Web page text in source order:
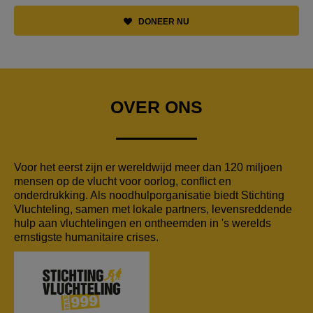
DONEER NU
OVER ONS
Voor het eerst zijn er wereldwijd meer dan 120 miljoen
mensen op de vlucht voor oorlog, conflict en
onderdrukking. Als noodhulporganisatie biedt Stichting
Vluchteling, samen met lokale partners, levensreddende
hulp aan vluchtelingen en ontheemden in 's werelds
ernstigste humanitaire crises.